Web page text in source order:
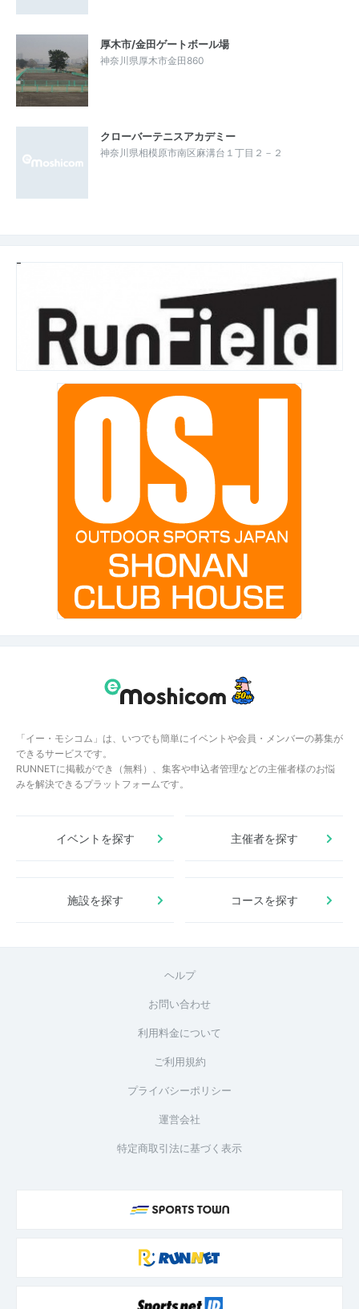
厚木市/金田ゲートボール場
神奈川県厚木市金田860
クローバーテニスアカデミー
神奈川県相模原市南区麻溝台１丁目２－２
「イー・モシコム」は、いつでも簡単にイベントや会員・メンバーの募集が
できるサービスです。
RUNNETに掲載ができ（無料）、集客や申込者管理などの主催者様のお悩
みを解決できるプラットフォームです。
イベントを探す 主催者を探す
施設を探す コースを探す
ヘルプ
お問い合わせ
利用料金について
ご利用規約
プライバシーポリシー
運営会社
特定商取引法に基づく表示